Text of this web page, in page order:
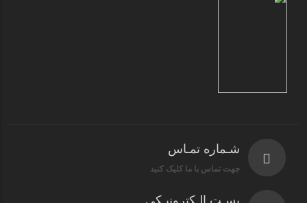
شـماره تمـاس
جهت تماس با ما کلیک کنید
پسـت الـکترونیـکی